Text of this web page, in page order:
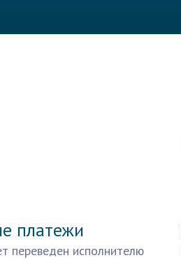
платежи
переведен исполнителю